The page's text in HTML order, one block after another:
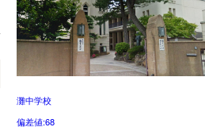
灘中学校
偏差値:68